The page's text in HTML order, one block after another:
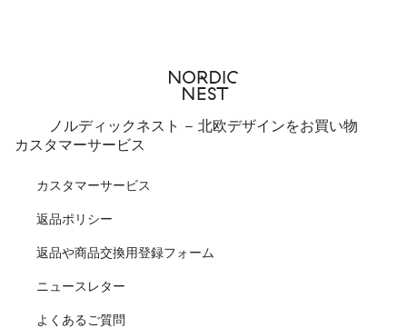
ノルディックネスト - 北欧デザインをお買い物
カスタマーサービス
カスタマーサービス
返品ポリシー
返品や商品交換用登録フォーム
ニュースレター
よくあるご質問